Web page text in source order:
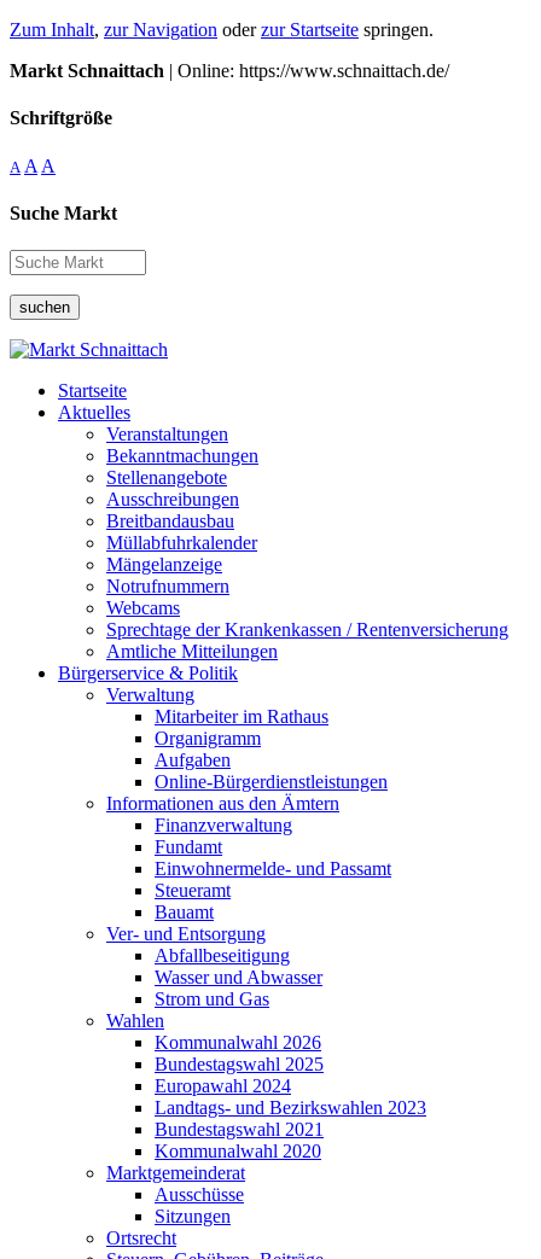
Zum Inhalt, zur Navigation oderzur Startseite springen.
Markt Schnaittach | Online: https://www.schnaittach.de/
Schriftgröße
A A A
Suche Markt
suchen
Startseite
Aktuelles
Veranstaltungen
Bekanntmachungen
Stellenangebote
Ausschreibungen
Breitbandausbau
Müllabfuhrkalender
Mängelanzeige
Notrufnummern
Webcams
Sprechtage der Krankenkassen / Rentenversicherung
Amtliche Mitteilungen
Bürgerservice & Politik
Verwaltung
Mitarbeiter im Rathaus
Organigramm
Aufgaben
Online-Bürgerdienstleistungen
Informationen aus den Ämtern
Finanzverwaltung
Fundamt
Einwohnermelde- und Passamt
Steueramt
Bauamt
Ver- und Entsorgung
Abfallbeseitigung
Wasser und Abwasser
Strom und Gas
Wahlen
Kommunalwahl 2026
Bundestagswahl 2025
Europawahl 2024
Landtags- und Bezirkswahlen 2023
Bundestagswahl 2021
Kommunalwahl 2020
Marktgemeinderat
Ausschüsse
Sitzungen
Ortsrecht